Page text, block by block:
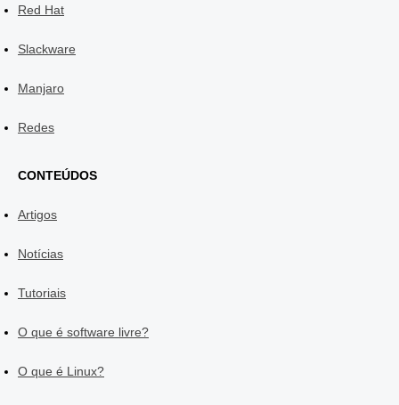
Red Hat
Slackware
Manjaro
Redes
CONTEÚDOS
Artigos
Notícias
Tutoriais
O que é software livre?
O que é Linux?